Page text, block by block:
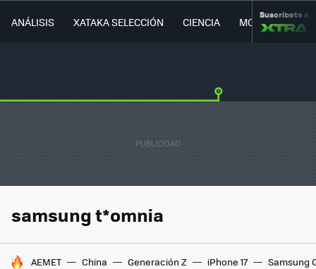
ANÁLISIS XATAKA SELECCIÓN CIENCIA MOVILIDAD
Suscríbete a
samsung t*omnia
HOY SE HABLA DE
AEMET China Generación Z iPhone 17 Samsung